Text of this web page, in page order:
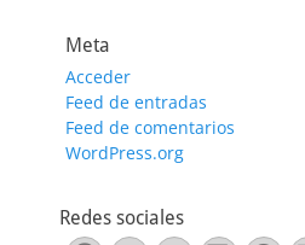
Meta
Acceder
Feed de entradas
Feed de comentarios
WordPress.org
Redes sociales